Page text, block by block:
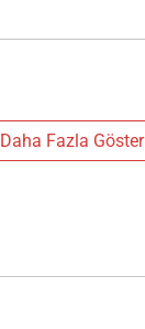
Daha Fazla Göster